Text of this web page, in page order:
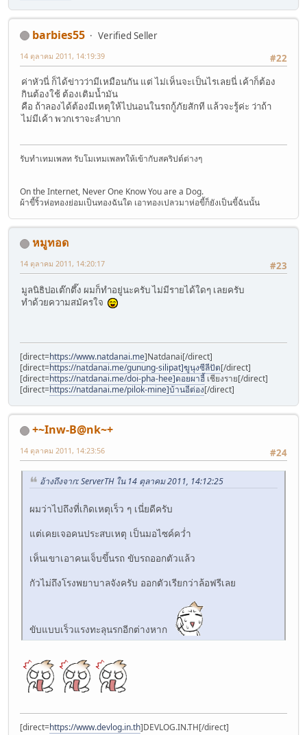
barbies55
Verified Seller
#22
14 ตุลาคม 2011, 14:19:39
ค่าหัวนี่ ก็ได้ข่าวว่ามีเหมือนกัน แต่ ไม่เห็นจะเป็นไรเลยนี่ เค้าก็ต้อง
กินต้องใช้ ต้องเติมน้ำมัน
คือ ถ้าลองได้ต้องมีเหตุให้ไปนอนในรถกู้ภัยสักที แล้วจะรู้ค่ะ ว่าถ้า
ไม่มีเค้า พวกเราจะลำบาก
รับทำเทมเพลท รับโมเทมเพลทให้เข้ากับสคริปต์ต่างๆ
On the Internet, Never One Know You are a Dog.
ผ้าขี้ริ้วห่อทองย่อมเป็นทองฉันใด เอาทองเปลวมาห่อขี้ก็ยังเป็นขี้ฉันนั้น
หมูทอด
#23
14 ตุลาคม 2011, 14:20:17
มูลนิธิปอเต๊กตึ๊ง ผมก็ทำอยู่นะครับ ไม่มีรายได้ใดๆ เลยครับ
ทำด้วยความสมัครใจ
[direct=https://www.natdanai.me]Natdanai[/direct]
[direct=https://natdanai.me/gunung-silipat]ฆูนุงซีลีปัต[/direct]
[direct=https://natdanai.me/doi-pha-hee]ดอยผาฮี้ เชียงราย[/direct]
[direct=https://natdanai.me/pilok-mine]บ้านอีต่อง[/direct]
+~Inw-B@nk~+
#24
14 ตุลาคม 2011, 14:23:56
อ้างถึงจาก: ServerTH ใน 14 ตุลาคม 2011, 14:12:25
ผมว่าไปถึงที่เกิดเหตุเร็ว ๆ เนี่ยดีครับ
แต่เคยเจอคนประสบเหตุ เป็นมอไซค์คว่ำ
เห็นเขาเอาคนเจ็บขึ้นรถ ขับรถออกตัวแล้ว
กัวไม่ถึงโรงพยาบาลจังครับ ออกตัวเรียกว่าล้อฟรีเลย
ขับแบบเร็วแรงทะลุนรกอีกต่างหาก
[direct=https://www.devlog.in.th]DEVLOG.IN.TH[/direct]